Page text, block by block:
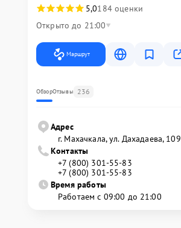
5,0184 оценки
Открыто до 21:00
Маршрут
ОбзорОтзывы 236
Адрес
г. Махачкала, ул. Дахадаева, 109
Контакты
+7 (800) 301-55-83
+7 (800) 301-55-83
Время работы
Работаем с 09:00 до 21:00